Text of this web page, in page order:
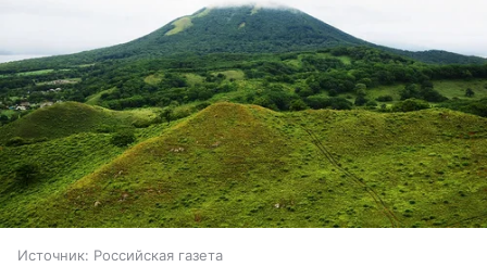
Источник: Российская газета